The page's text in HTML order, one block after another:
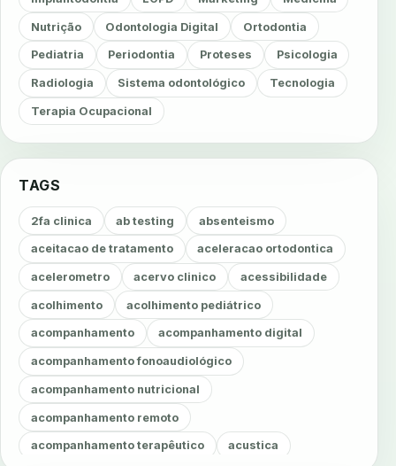
Nutrição Odontologia Digital Ortodontia
Pediatria Periodontia Proteses Psicologia
Radiologia Sistema odontológico Tecnologia
Terapia Ocupacional
TAGS
2fa clinica ab testing absenteismo
aceitacao de tratamento aceleracao ortodontica
acelerometro acervo clinico acessibilidade
acolhimento acolhimento pediátrico
acompanhamento acompanhamento digital
acompanhamento fonoaudiológico
acompanhamento nutricional
acompanhamento remoto
acompanhamento terapêutico acustica